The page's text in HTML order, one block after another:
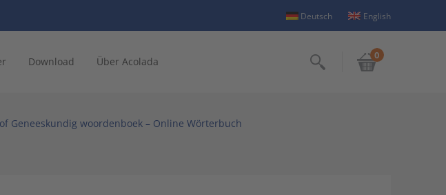
Deutsch English
Download Über Acolada Suchen
0
Geneeskundig woordenboek – Online Wörterbuch